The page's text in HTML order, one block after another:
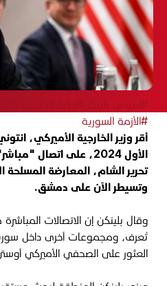
#أنتوني بلينكن
#الأزمة السورية
الأول 2024، على اتصال
تحرير الشام، المعارضة
وتسيطر الآن على دمشق.
وقال بلينكن إن الاتصالات
تُعرف، ومجموعات أخرى داخل
العثور على الصحفي الأميركي